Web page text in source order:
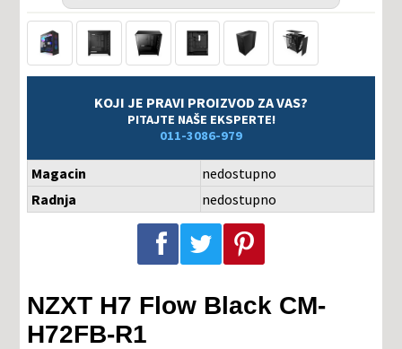
KOJI JE PRAVI PROIZVOD ZA VAS?
PITAJTE NAŠE EKSPERTE!
011-3086-979
Magacin
nedostupno
Radnja
nedostupno
Podeli na Facebook-u Podeli na Twitter-u Podeli na Pinterest-u
NZXT H7 Flow Black CM-
H72FB-R1